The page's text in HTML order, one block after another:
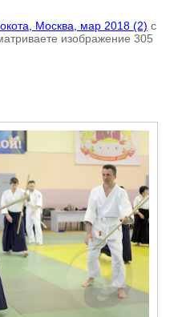
Москва, мар 2018 (2) с
изображение 305